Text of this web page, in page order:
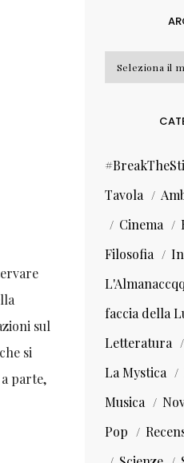
sul
si
parte,
Archivi
Tavola
Cinema
Filosofia
faccia della
Letteratura
La Mystica
Musica
Pop